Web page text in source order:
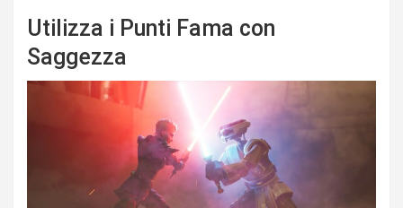
Utilizza i Punti Fama con
Saggezza